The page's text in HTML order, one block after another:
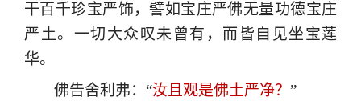
干百千珍宝严饰，譬如宝庄严佛无量功德宝庄
严土。一切大众叹未曾有，而皆自见坐宝莲
华。
佛告舍利弗：“汝且观是佛土严净？ ”